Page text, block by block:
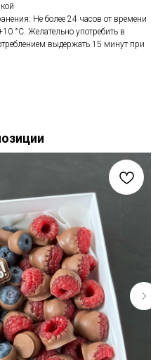
Не более 24 часов от времени
°С. Желательно употребить в
выдержать 15 минут при